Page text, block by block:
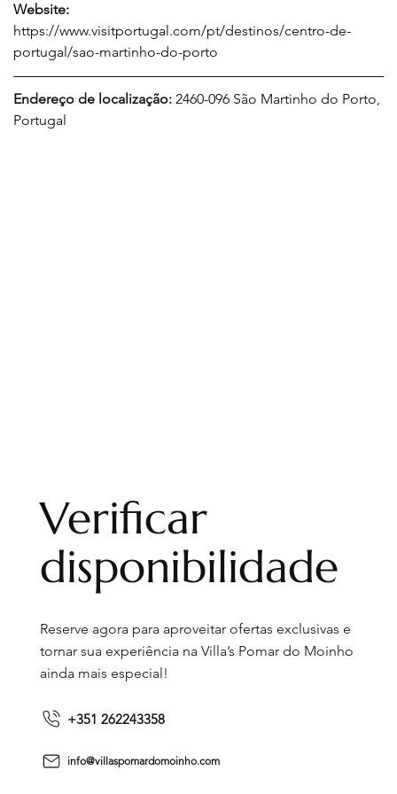
Website:
https://www.visitportugal.com/pt/destinos/centro-de-
portugal/sao-martinho-do-porto
Endereço de localização: 2460-096 São Martinho do Porto,
Portugal
Verificar
disponibilidade
Reserve agora para aproveitar ofertas exclusivas e
tornar sua experiência na Villa’s Pomar do Moinho
ainda mais especial!
+351 262243358
info@villaspomardomoinho.com